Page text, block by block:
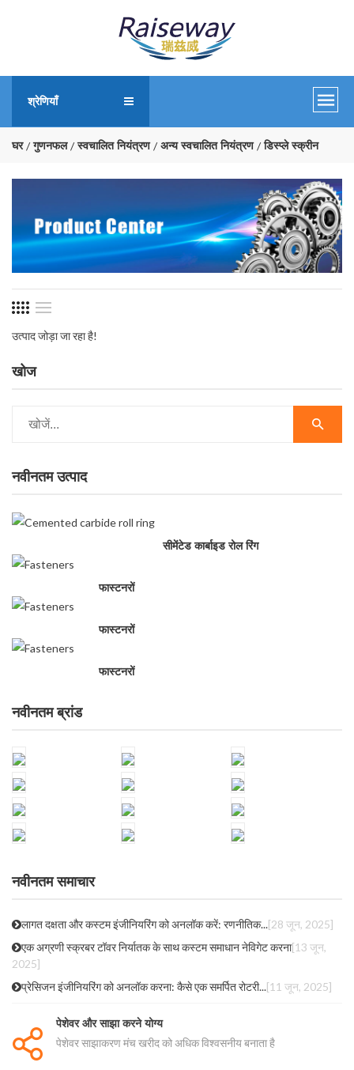
श्रेणियाँ
घर गुणनफल स्वचालित नियंत्रण अन्य स्वचालित नियंत्रण डिस्प्ले स्क्रीन
खोज
नवीनतम उत्पाद
सीमेंटेड कार्बाइड रोल रिंग
फास्टनरों
फास्टनरों
फास्टनरों
नवीनतम ब्रांड
नवीनतम समाचार
लागत दक्षता और कस्टम इंजीनियरिंग को अनलॉक करें: रणनीतिक...[28 जून, 2025]
एक अग्रणी स्क्रबर टॉवर निर्यातक के साथ कस्टम समाधान नेविगेट करना[13 जून,
2025]
प्रेसिजन इंजीनियरिंग को अनलॉक करना: कैसे एक समर्पित रोटरी...[11 जून, 2025]
उत्पाद जोड़ा जा रहा है!
पेशेवर और साझा करने योग्य
पेशेवर साझाकरण मंच खरीद को अधिक विश्वसनीय बनाता है